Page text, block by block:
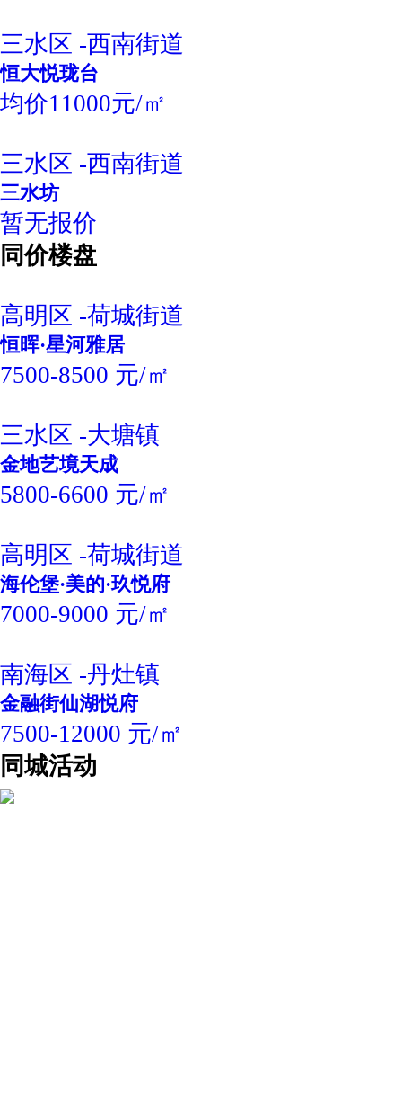
三水区 -西南街道
恒大悦珑台
均价11000元/㎡
三水区 -西南街道
三水坊
暂无报价
同价楼盘
高明区 -荷城街道
恒晖·星河雅居
7500-8500 元/㎡
三水区 -大塘镇
金地艺境天成
5800-6600 元/㎡
高明区 -荷城街道
海伦堡·美的·玖悦府
7000-9000 元/㎡
南海区 -丹灶镇
金融街仙湖悦府
7500-12000 元/㎡
同城活动